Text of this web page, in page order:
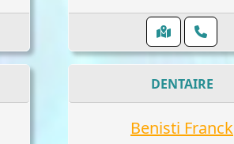
DENTAIRE
Benisti Franck